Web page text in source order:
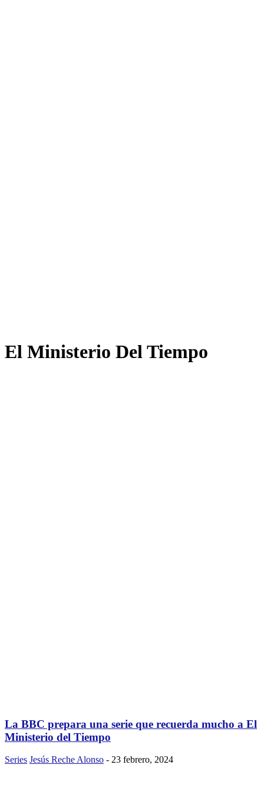
El Ministerio Del Tiempo
La BBC prepara una serie que recuerda mucho a El
Ministerio del Tiempo
Series Jesús Reche Alonso - 23 febrero, 2024